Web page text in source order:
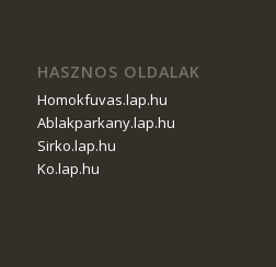
HASZNOS OLDALAK
Homokfuvas.lap.hu
Ablakparkany.lap.hu
Sirko.lap.hu
Ko.lap.hu